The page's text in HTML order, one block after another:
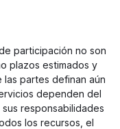
participación no son
plazos estimados y
las partes definan aún
dependen del
responsabilidades
los recursos, el